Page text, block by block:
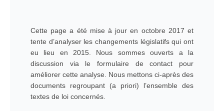
Cette page a été mise à jour en octobre 2017 et
tente d’analyser les changements législatifs qui ont
eu lieu en 2015. Nous sommes ouverts a la
discussion via le formulaire de contact pour
améliorer cette analyse. Nous mettons ci-après des
documents regroupant (a priori) l’ensemble des
textes de loi concernés.